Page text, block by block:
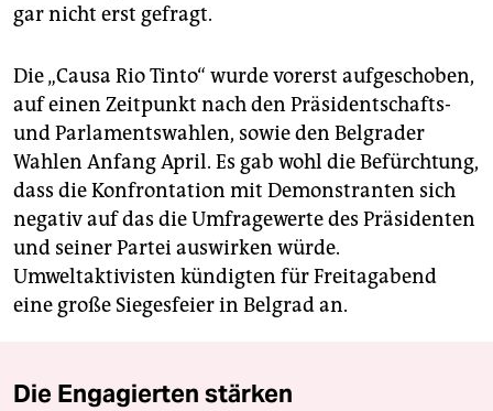
gar nicht erst gefragt.
Die „Causa Rio Tinto“ wurde vorerst aufgeschoben,
auf einen Zeitpunkt nach den Präsidentschafts-
und Parlamentswahlen, sowie den Belgrader
Wahlen Anfang April. Es gab wohl die Befürchtung,
dass die Konfrontation mit Demonstranten sich
negativ auf das die Umfragewerte des Präsidenten
und seiner Partei auswirken würde.
Umweltaktivisten kündigten für Freitagabend
eine große Siegesfeier in Belgrad an.
Die Engagierten stärken